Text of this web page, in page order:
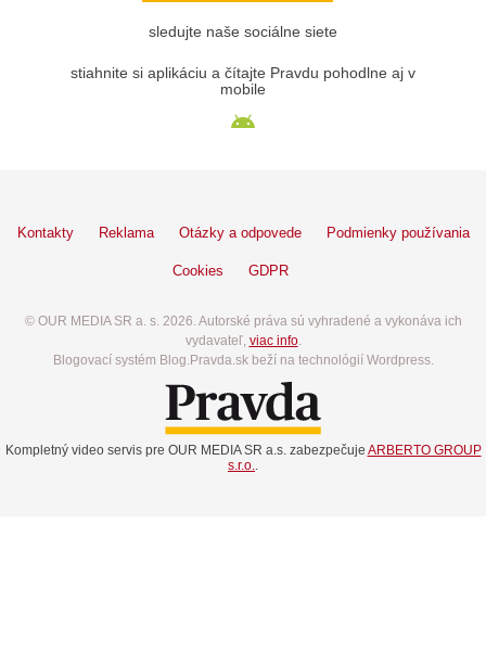
sledujte naše sociálne siete
stiahnite si aplikáciu a čítajte Pravdu pohodlne aj v
mobile
Kontakty Reklama Otázky a odpovede Podmienky používania
Cookies GDPR
© OUR MEDIA SR a. s. 2026. Autorské práva sú vyhradené a vykonáva ich
vydavateľ, viac info.
Blogovací systém Blog.Pravda.sk beží na technológií Wordpress.
Kompletný video servis pre OUR MEDIA SR a.s. zabezpečuje ARBERTO GROUP
s.r.o..